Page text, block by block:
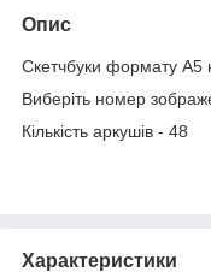
Опис
Скетчбуки формату А5
Виберіть номер
Кількість аркушів - 48
Характеристики